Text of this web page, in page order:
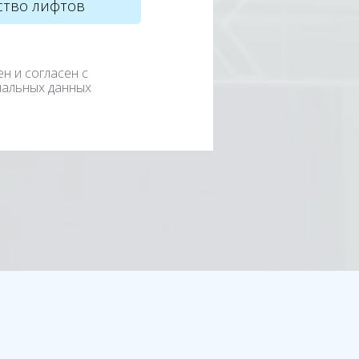
и согласен с
данных